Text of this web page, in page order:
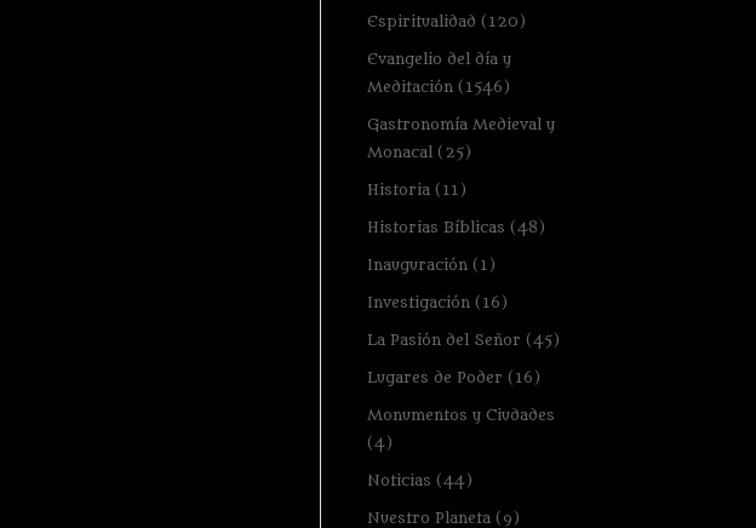
Espiritualidad (120)
Evangelio del día y
Meditación (1546)
Gastronomía Medieval y
Monacal (25)
Historia (11)
Historias Bíblicas (48)
Inauguración (1)
Investigación (16)
La Pasión del Señor (45)
Lugares de Poder (16)
Monumentos y Ciudades
(4)
Noticias (44)
Nuestro Planeta (9)